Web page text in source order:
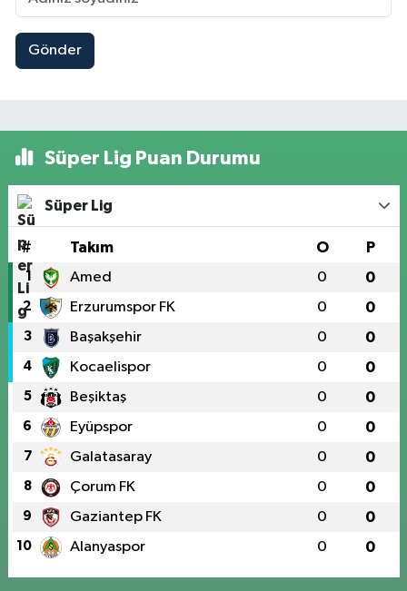
Gönder
Süper Lig Puan Durumu
Süper Lig
# Takım O P
1 Amed 0 0
2 Erzurumspor FK 0 0
3 Başakşehir 0 0
4 Kocaelispor 0 0
5 Beşiktaş 0 0
6 Eyüpspor 0 0
7 Galatasaray 0 0
8 Çorum FK 0 0
9 Gaziantep FK 0 0
10 Alanyaspor 0 0